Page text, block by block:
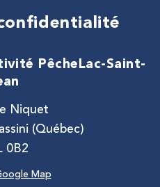
Pêche Lac-Saint-
Niquet
(Québec)
0B2
Map